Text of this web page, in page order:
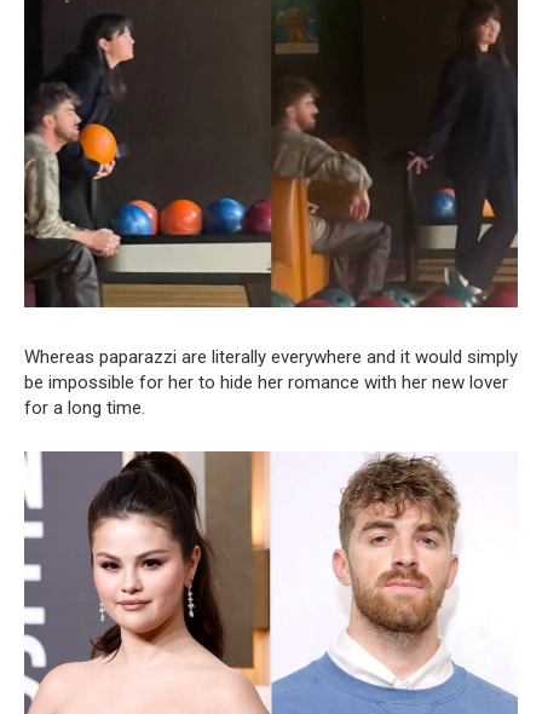
Whereas paparazzi are literally everywhere and it would simply
be impossible for her to hide her romance with her new lover
for a long time.